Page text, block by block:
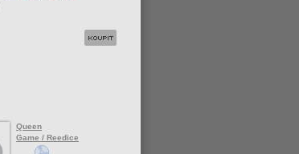
Queen
Game / Reedice